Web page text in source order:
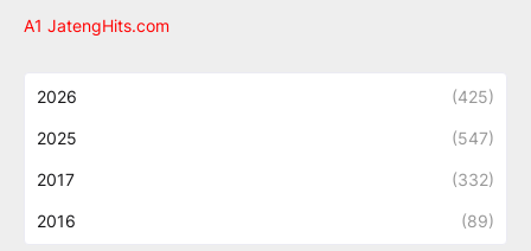
A1 JatengHits.com
2026 (425)
2025 (547)
2017 (332)
2016 (89)